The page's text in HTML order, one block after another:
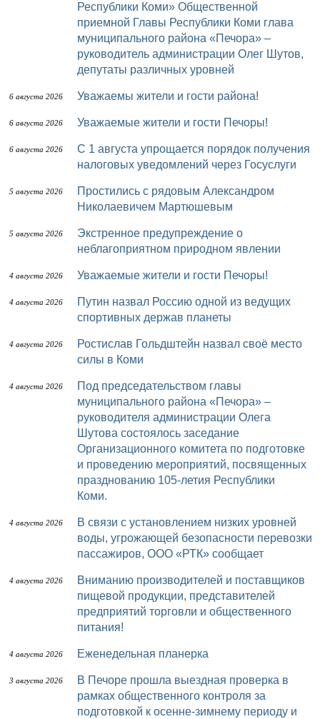
Республики Коми» Общественной
приемной Главы Республики Коми глава
муниципального района «Печора» –
руководитель администрации Олег Шутов,
депутаты различных уровней
6 августа 2026 Уважаемы жители и гости района!
6 августа 2026 Уважаемые жители и гости Печоры!
6 августа 2026
С 1 августа упрощается порядок получения
налоговых уведомлений через Госуслуги
5 августа 2026
Простились с рядовым Александром
Николаевичем Мартюшевым
5 августа 2026
Экстренное предупреждение о
неблагоприятном природном явлении
4 августа 2026 Уважаемые жители и гости Печоры!
4 августа 2026
Путин назвал Россию одной из ведущих
спортивных держав планеты
4 августа 2026
Ростислав Гольдштейн назвал своё место
силы в Коми
4 августа 2026
Под председательством главы
муниципального района «Печора» –
руководителя администрации Олега
Шутова состоялось заседание
Организационного комитета по подготовке
и проведению мероприятий, посвященных
празднованию 105-летия Республики
Коми.
4 августа 2026
В связи с установлением низких уровней
воды, угрожающей безопасности перевозки
пассажиров, ООО «РТК» сообщает
4 августа 2026
Вниманию производителей и поставщиков
пищевой продукции, представителей
предприятий торговли и общественного
питания!
4 августа 2026 Еженедельная планерка
3 августа 2026
В Печоре прошла выездная проверка в
рамках общественного контроля за
подготовкой к осенне-зимнему периоду и